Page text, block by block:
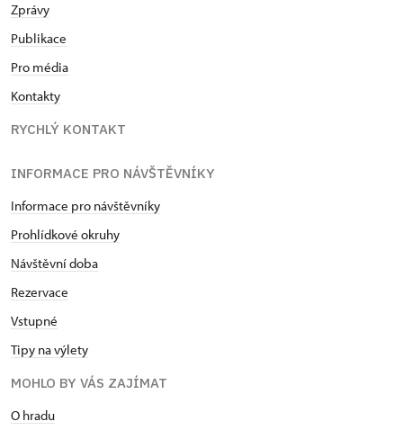
Zprávy
Publikace
Pro média
Kontakty
RYCHLÝ KONTAKT
INFORMACE PRO NÁVŠTĚVNÍKY
Informace pro návštěvníky
Prohlídkové okruhy
Návštěvní doba
Rezervace
Vstupné
Tipy na výlety
MOHLO BY VÁS ZAJÍMAT
O hradu